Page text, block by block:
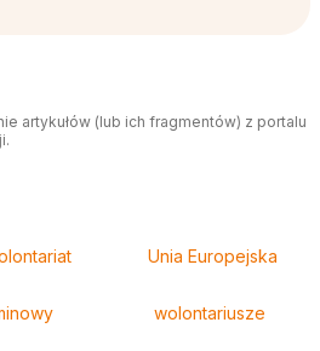
artykułów (lub ich fragmentów) z portalu
Unia Europejska
wolontariusze